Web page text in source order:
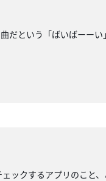
だという「ばいばーーい
ックするアプリのこと